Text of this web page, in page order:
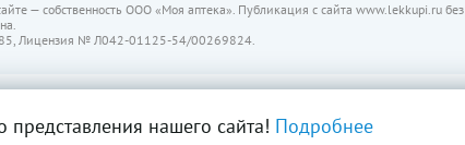
— собственность ООО «Моя аптека». Публикация с сайта www.lekkupi.ru без
Лицензия № Л042-01125-54/00269824.
нашего сайта! Подробнее